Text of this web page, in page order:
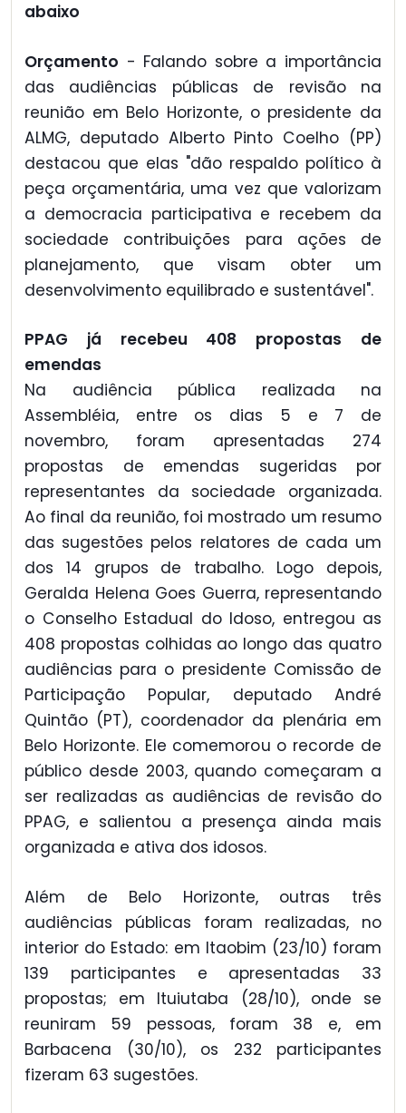
abaixo
Orçamento - Falando sobre a importância
das audiências públicas de revisão na
reunião em Belo Horizonte, o presidente da
ALMG, deputado Alberto Pinto Coelho (PP)
destacou que elas "dão respaldo político à
peça orçamentária, uma vez que valorizam
a democracia participativa e recebem da
sociedade contribuições para ações de
planejamento, que visam obter um
desenvolvimento equilibrado e sustentável".
PPAG já recebeu 408 propostas de
emendas
Na audiência pública realizada na
Assembléia, entre os dias 5 e 7 de
novembro, foram apresentadas 274
propostas de emendas sugeridas por
representantes da sociedade organizada.
Ao final da reunião, foi mostrado um resumo
das sugestões pelos relatores de cada um
dos 14 grupos de trabalho. Logo depois,
Geralda Helena Goes Guerra, representando
o Conselho Estadual do Idoso, entregou as
408 propostas colhidas ao longo das quatro
audiências para o presidente Comissão de
Participação Popular, deputado André
Quintão (PT), coordenador da plenária em
Belo Horizonte. Ele comemorou o recorde de
público desde 2003, quando começaram a
ser realizadas as audiências de revisão do
PPAG, e salientou a presença ainda mais
organizada e ativa dos idosos.
Além de Belo Horizonte, outras três
audiências públicas foram realizadas, no
interior do Estado: em Itaobim (23/10) foram
139 participantes e apresentadas 33
propostas; em Ituiutaba (28/10), onde se
reuniram 59 pessoas, foram 38 e, em
Barbacena (30/10), os 232 participantes
fizeram 63 sugestões.